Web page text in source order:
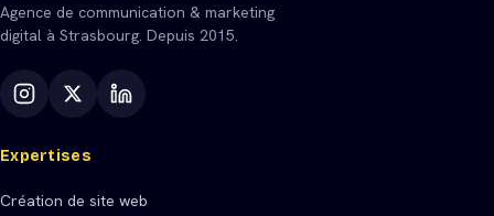
Agence de communication & marketing
digital à Strasbourg. Depuis 2015.
Expertises
Création de site web